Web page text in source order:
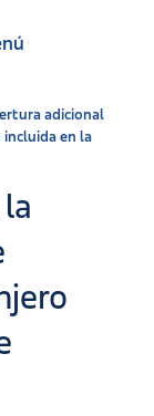
adicional
incluida en la